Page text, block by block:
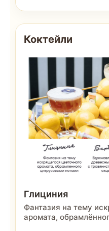
Коктейли
Глициния
Фантазия на тему
аромата,